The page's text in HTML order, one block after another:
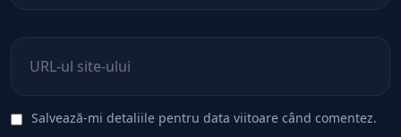
Salvează-mi detaliile pentru data viitoare când comentez.